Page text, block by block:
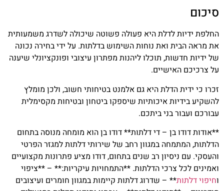
סיכום
החלפת ידיות לדלת היא פעולה פשוטה שיכולה לשדרג משמעותית
את מראה הבית ואת נוחות השימוש בדלתות. על ידי בחירה נכונה
של ידיות חדשות, תוכלו ליהנות מפתרון עיצובי ופונקציונלי שיענה
על צרכיכם האישיים.
זכרו כי ידית הדלת היא גם אלמנט בטיחותי חשוב, ולכן מומלץ
להשקיע בידיות איכותיות שיספקו ביטחון ובטיחות מקסימלית
עבורכם ועבור בני ביתכם.
**אודות דודו בן – די דלתות** דודו בן הוא מומחה מנוסה בתחום
הדלתות, המתמחה במגוון רחב של שירותי דלתות למגזר הפרטי
והעסקי. עם ניסיון רב שנים בתחום, דודו מציע פתרונות מקצועיים
ואמינים לכל צרכי הדלתות. **התמחויות עיקריות:** – **ציפוי
וחיפוי דלתות** – שדרוג דלתות קיימות במגוון חומרים ועיצובים